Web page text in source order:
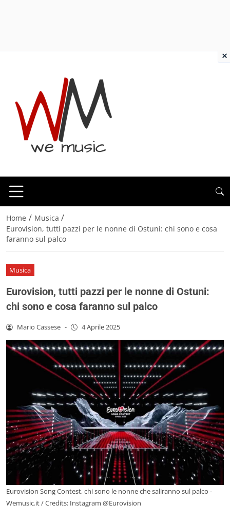
Home / Musica /
Eurovision, tutti pazzi per le nonne di Ostuni: chi sono e cosa
faranno sul palco
Musica
Eurovision, tutti pazzi per le nonne di Ostuni:
chi sono e cosa faranno sul palco
Mario Cassese - 4 Aprile 2025
Eurovision Song Contest, chi sono le nonne che saliranno sul palco -
Wemusic.it / Credits: Instagram @Eurovision
×